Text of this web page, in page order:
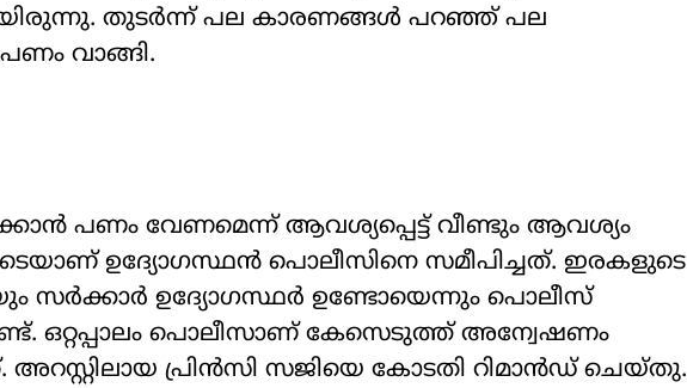
തുടർന്ന് പല കാരണങ്ങൾ പറഞ്ഞ് പല
വാങ്ങി.
പണം വേണമെന്ന് ആവശ്യപ്പെട്ട് വീണ്ടും ആവശ്യം
ഉദ്യോഗസ്ഥൻ പൊലീസിനെ സമീപിച്ചത്. ഇരകളുടെ
സർക്കാർ ഉദ്യോഗസ്ഥർ ഉണ്ടോയെന്നും പൊലീസ്
ഒറ്റപ്പാലം പൊലീസാണ് കേസെടുത്ത് അന്വേഷണം
അറസ്റ്റിലായ പ്രിൻസി സജിയെ കോടതി റിമാൻഡ് ചെയ്തു.